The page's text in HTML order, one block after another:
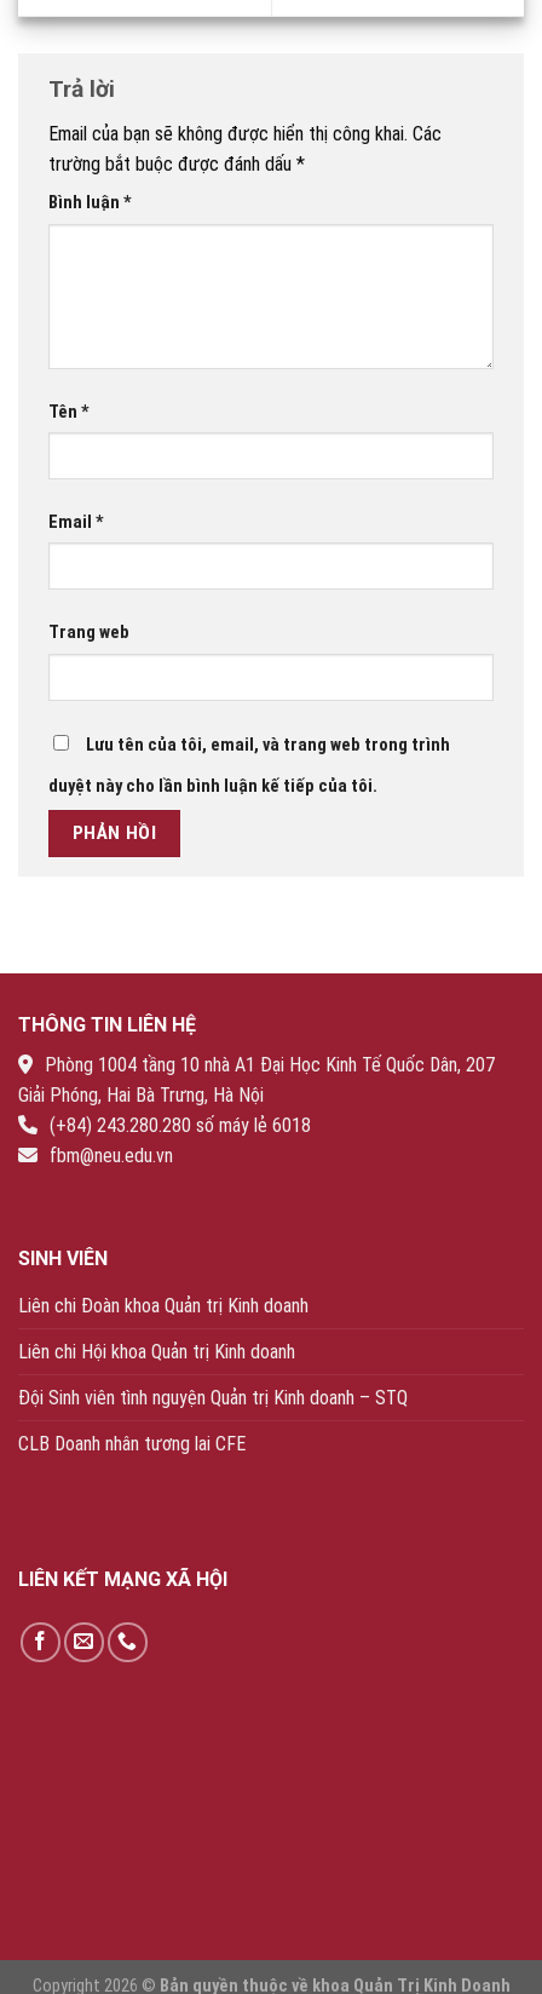
Trả lời
Email của bạn sẽ không được hiển thị công khai. Các
trường bắt buộc được đánh dấu *
Bình luận *
Tên *
Email *
Trang web
Lưu tên của tôi, email, và trang web trong trình
duyệt này cho lần bình luận kế tiếp của tôi.
THÔNG TIN LIÊN HỆ
Phòng 1004 tầng 10 nhà A1 Đại Học Kinh Tế Quốc Dân, 207
Giải Phóng, Hai Bà Trưng, Hà Nội
(+84) 243.280.280 số máy lẻ 6018
fbm@neu.edu.vn
SINH VIÊN
Liên chi Đoàn khoa Quản trị Kinh doanh
Liên chi Hội khoa Quản trị Kinh doanh
Đội Sinh viên tình nguyện Quản trị Kinh doanh – STQ
CLB Doanh nhân tương lai CFE
LIÊN KẾT MẠNG XÃ HỘI
Copyright 2026 © Bản quyền thuộc về khoa Quản Trị Kinh Doanh